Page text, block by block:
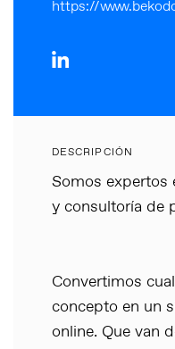
https://
DESCRIPCIÓN
Somos expertos
y consultoría de
Convertimos
concepto en un
online. Que van